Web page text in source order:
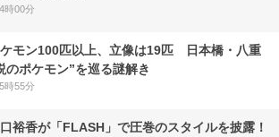
時00分
モン100匹以上、立像は19匹 日本橋・八重
のポケモン”を巡る謎解き
時55分
裕香が「FLASH」で圧巻のスタイルを披露！